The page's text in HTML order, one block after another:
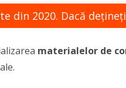
din 2020. Dacă
materialelor de